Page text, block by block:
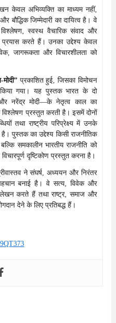
केवल अभिव्यक्ति का माध्यम नहीं,
बौद्धिक जिम्मेदारी का दायित्व है। वे
स्वस्थ वैचारिक संवाद और
प्रयास करते हैं। उनका उद्देश्य केवल
जागरूकता और विचारशीलता को
प्रकाशित हुई, जिसका विमोचन
गया। यह पुस्तक भारत के दो
और नरेंद्र मोदी—के नेतृत्व काल का
विश्लेषण प्रस्तुत करती है। इसमें दोनों
तथा राष्ट्रीय परिप्रेक्ष्य में उनके
पुस्तक का उद्देश्य किसी राजनीतिक
समकालीन भारतीय राजनीति को
दृष्टिकोण प्रस्तुत करना है।
ने संघर्ष, अध्ययन और निरंतर
बनाई है। वे सत्य, विवेक और
करते हैं तथा राष्ट्र, समाज और
देने के लिए प्रतिबद्ध हैं।